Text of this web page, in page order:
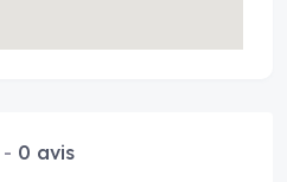
0 avis